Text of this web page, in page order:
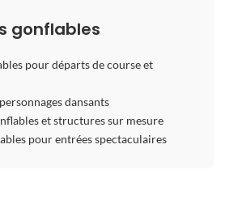
gonflables
pour départs de course et
dansants
et structures sur mesure
pour entrées spectaculaires